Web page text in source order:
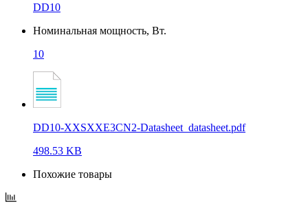
DD10
Номинальная мощность, Вт.
10
DD10-XXSXXE3CN2-Datasheet_datasheet.pdf
498.53 KB
Похожие товары